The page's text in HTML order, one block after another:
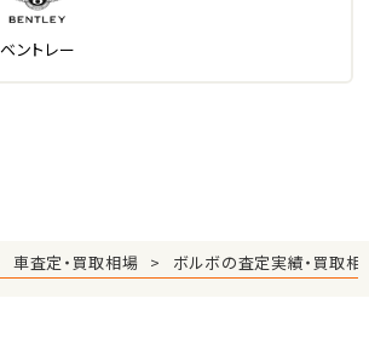
ベントレー
車査定・買取相場 ボルボの査定実績・買取相